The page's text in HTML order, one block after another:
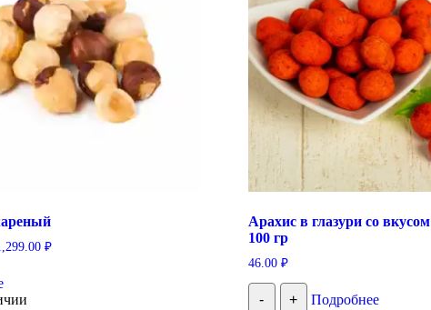
₽
товар
имеет
Арахис в глазури со
100 гр
46.00 ₽
- +
Подробнее